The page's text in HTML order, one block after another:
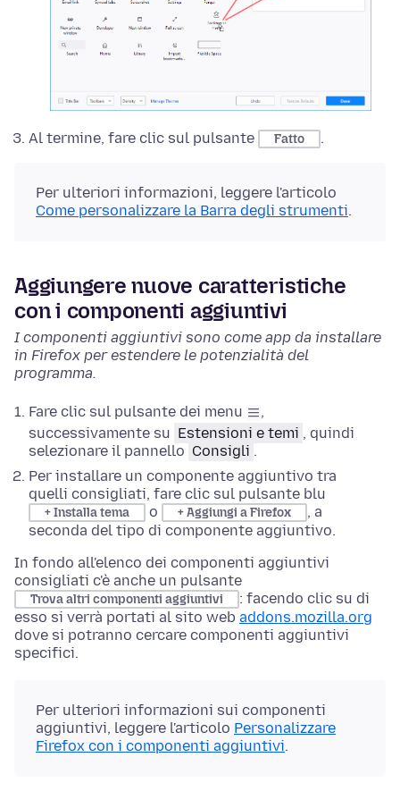
Al termine, fare clic sul pulsante Fatto .
Per ulteriori informazioni, leggere l'articolo
Come personalizzare la Barra degli strumenti.
Aggiungere nuove caratteristiche
con i componenti aggiuntivi
I componenti aggiuntivi sono come app da installare
in Firefox per estendere le potenzialità del
programma.
Fare clic sul pulsante dei menu
,
successivamente su Estensioni e temi , quindi
selezionare il pannello Consigli .
Per installare un componente aggiuntivo tra
quelli consigliati, fare clic sul pulsante blu
+ Installa tema o + Aggiungi a Firefox
, a
seconda del tipo di componente aggiuntivo.
In fondo all'elenco dei componenti aggiuntivi
consigliati c'è anche un pulsante
Trova altri componenti aggiuntivi
: facendo clic su di
esso si verrà portati al sito web addons.mozilla.org
dove si potranno cercare componenti aggiuntivi
specifici.
Per ulteriori informazioni sui componenti
aggiuntivi, leggere l'articolo Personalizzare
Firefox con i componenti aggiuntivi.